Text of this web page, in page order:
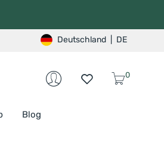
Deutschland DE
0
Blog